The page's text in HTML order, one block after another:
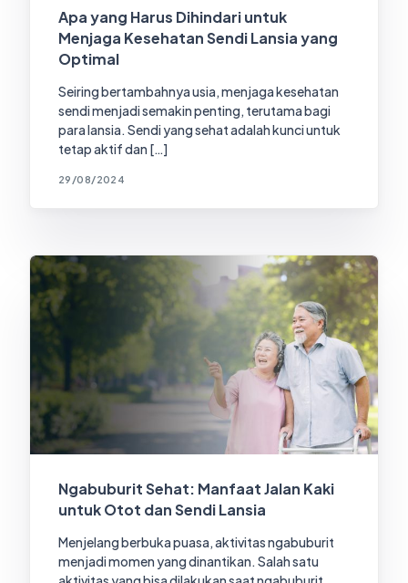
Apa yang Harus Dihindari untuk
Menjaga Kesehatan Sendi Lansia yang
Optimal
Seiring bertambahnya usia, menjaga kesehatan
sendi menjadi semakin penting, terutama bagi
para lansia. Sendi yang sehat adalah kunci untuk
tetap aktif dan […]
29/08/2024
Ngabuburit Sehat: Manfaat Jalan Kaki
untuk Otot dan Sendi Lansia
Menjelang berbuka puasa, aktivitas ngabuburit
menjadi momen yang dinantikan. Salah satu